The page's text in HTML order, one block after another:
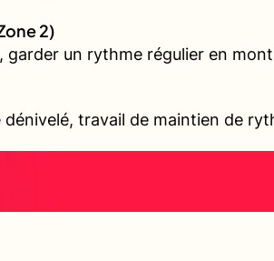
2)
garder un rythme régulier en
travail de maintien de